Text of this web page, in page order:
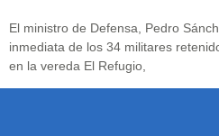
El ministro de Defensa, Pedro
inmediata de los 34 militares
en la vereda El Refugio,